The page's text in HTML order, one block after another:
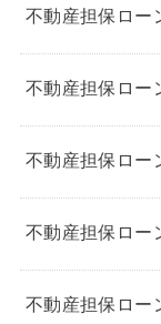
不動産担保ロー
不動産担保ロー
不動産担保ロー
不動産担保ロー
不動産担保ロー